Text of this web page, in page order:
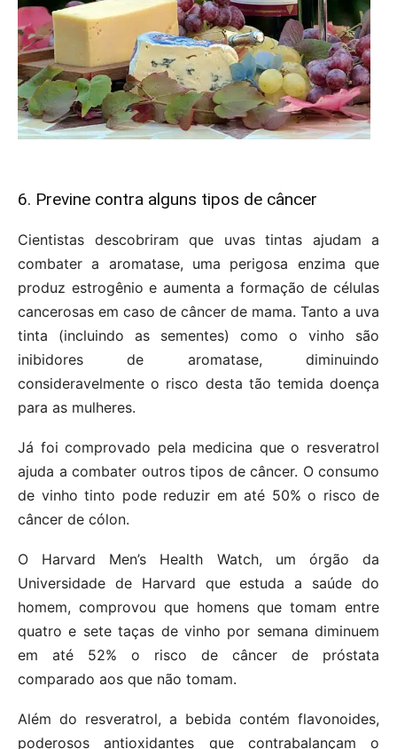
6. Previne contra alguns tipos de câncer
Cientistas descobriram que uvas tintas ajudam a
combater a aromatase, uma perigosa enzima que
produz estrogênio e aumenta a formação de células
cancerosas em caso de câncer de mama. Tanto a uva
tinta (incluindo as sementes) como o vinho são
inibidores de aromatase, diminuindo
consideravelmente o risco desta tão temida doença
para as mulheres.
Já foi comprovado pela medicina que o resveratrol
ajuda a combater outros tipos de câncer. O consumo
de vinho tinto pode reduzir em até 50% o risco de
câncer de cólon.
O Harvard Men’s Health Watch, um órgão da
Universidade de Harvard que estuda a saúde do
homem, comprovou que homens que tomam entre
quatro e sete taças de vinho por semana diminuem
em até 52% o risco de câncer de próstata
comparado aos que não tomam.
Além do resveratrol, a bebida contém flavonoides,
poderosos antioxidantes que contrabalançam o